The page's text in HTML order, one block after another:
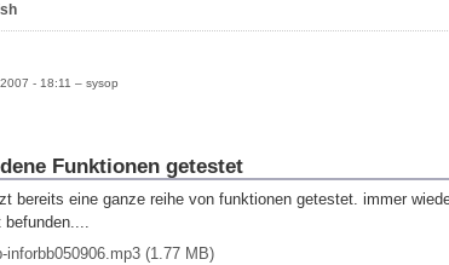
- 18:11 – sysop
Funktionen getestet
bereits eine ganze reihe von funktionen getestet. immer
befunden....
inforbb050906.mp3 (1.77 MB)